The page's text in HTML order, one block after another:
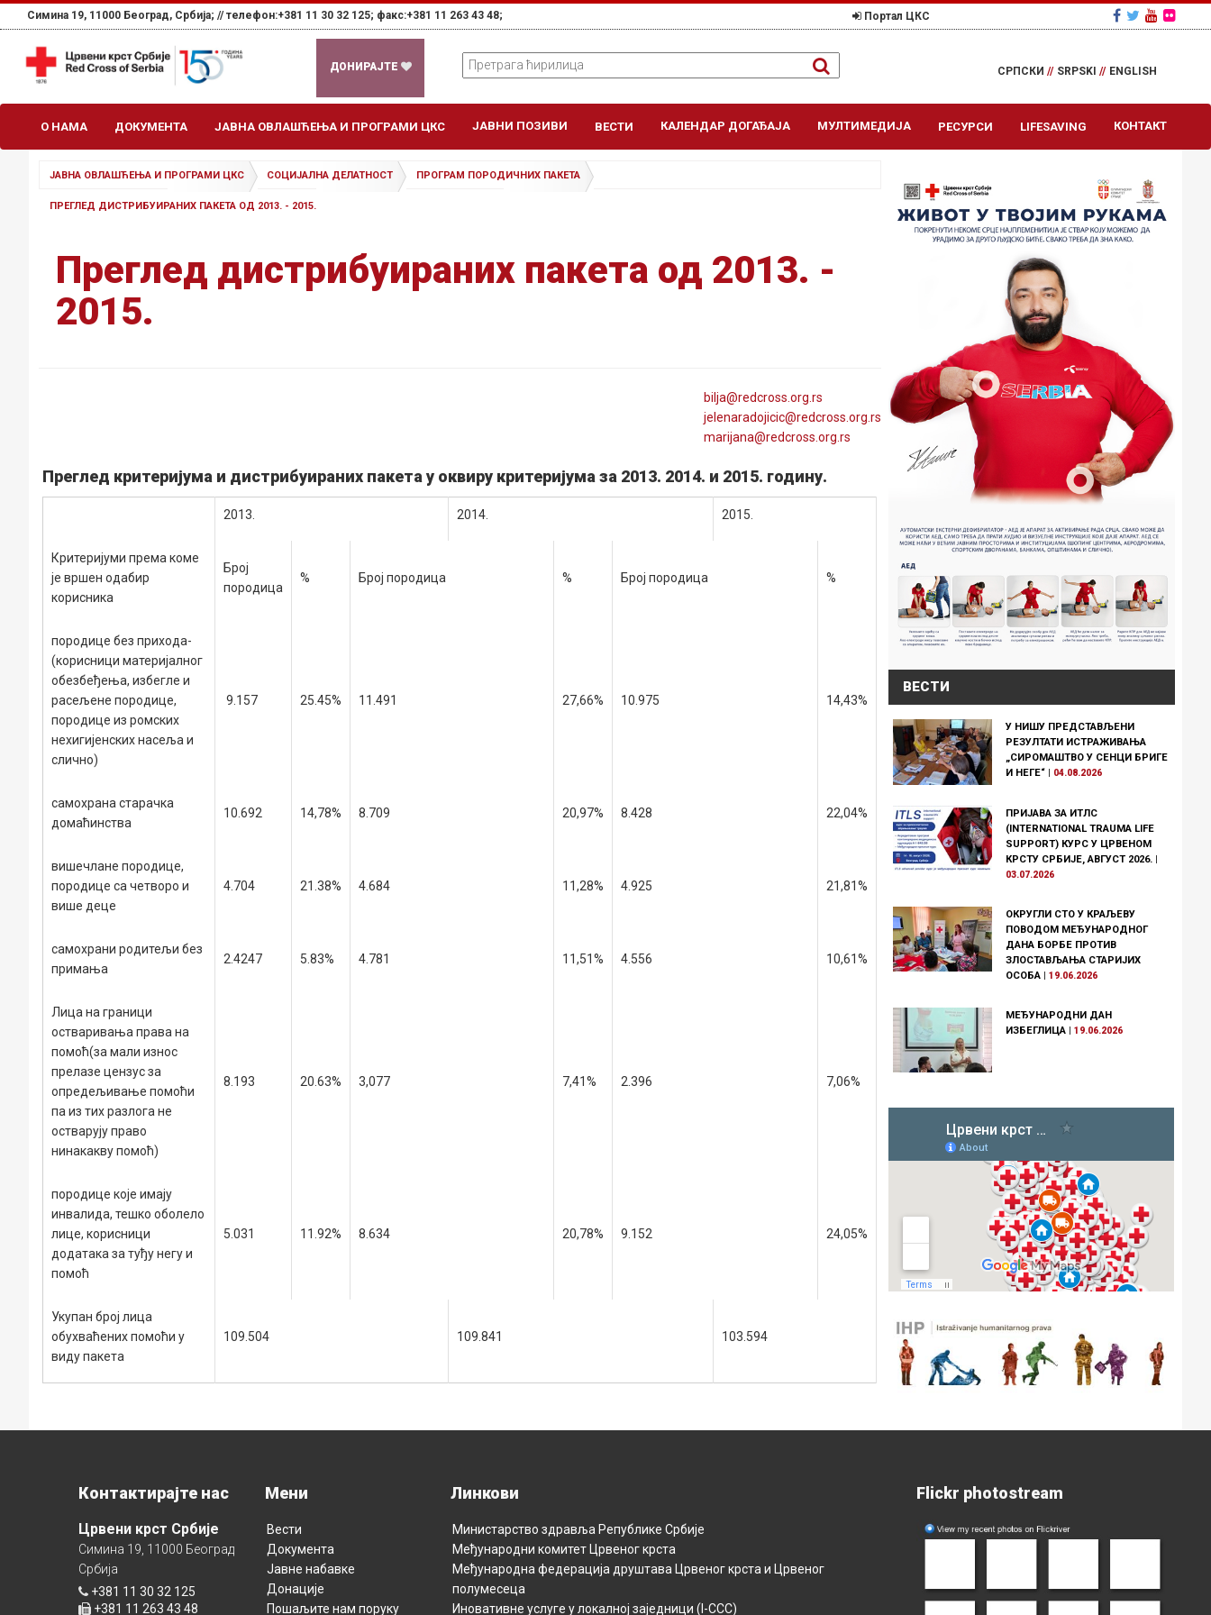
Симина 19, 11000 Београд, Србија; // телефон:+381 11 30 32 125; факс:+381 11 263 43 48; Портал ЦКС
ДОНИРАЈТЕ СРПСКИ // SRPSKI // ENGLISH
О НАМА ДОКУМЕНТА ЈАВНА ОВЛАШЋЕЊА И ПРОГРАМИ ЦКС ЈАВНИ ПОЗИВИ ВЕСТИ КАЛЕНДАР ДОГАЂАЈА МУЛТИМЕДИЈА РЕСУРСИ LIFESAVING КОНТАКТ
ЈАВНА ОВЛАШЋЕЊА И ПРОГРАМИ ЦКС СОЦИЈАЛНА ДЕЛАТНОСТ ПРОГРАМ ПОРОДИЧНИХ ПАКЕТА
ПРЕГЛЕД ДИСТРИБУИРАНИХ ПАКЕТА ОД 2013. - 2015.
Преглед дистрибуираних пакета од 2013. -
2015.
bilja@redcross .org .rs
jelenaradojicic@redcross .org .rs
marijana@redcross .org .rs
Преглед критеријума и дистрибуираних пакета у оквиру критеријума за 2013. 2014. и 2015. годину.
2013 2014. 2015
Критеријуми према коме
је вршен одабир
корисника
Број
породица
% Број породица % Број породица %
породице без прихода-
(корисници материјалног
обезбеђења, избегле и
расељене породице,
породице из ромских
нехигијенских насеља и
слично)
9.157 25.45% 11.491 27,66% 10.975 14,43%
самохрана старачка
домаћинства
10.692 14,78% 8.709 20,97% 8.428 22,04%
вишечлане породице,
породице са четворо и
више деце
4.704 21.38% 4.684 11,28% 4.925 21,81%
самохрани родитељи без
примањa
2.4247 5.83% 4.781 11,51% 4.556 10,61%
Лица на граници
остваривања права на
помоћ(за мали износ
прелазе цензус за
опредељивање помоћи
па из тих разлога не
остварују право
нинакакву помоћ)
8.193 20.63% 3,077 7,41% 2.396 7,06%
породице које имају
инвалида, тешко оболело
лице, корисници
додатака за туђу негу и
помоћ
5.031 11.92% 8.634 20,78% 9.152 24,05%
Укупан број лица
обухваћених помоћи у
виду пакета
109.504 109.841 103.594
ВЕСТИ
У НИШУ ПРЕДСТАВЉЕНИ
РЕЗУЛТАТИ ИСТРАЖИВАЊА
„СИРОМАШТВО У СЕНЦИ БРИГЕ
И НЕГЕ“
04.08.2026
ПРИЈАВА ЗА ИТЛС
(INTERNATIONAL TRAUMA LIFE
SUPPORT) КУРС У ЦРВЕНОМ
КРСТУ СРБИЈЕ, АВГУСТ 2026. |
03.07.2026
ОКРУГЛИ СТО У КРАЉЕВУ
ПОВОДОМ МЕЂУНАРОДНОГ
ДАНА БОРБЕ ПРОТИВ
ЗЛОСТАВЉАЊА СТАРИЈИХ
ОСОБА |19.06.2026
МЕЂУНАРОДНИ ДАН
ИЗБЕГЛИЦА |19.06.2026
Контактирајте нас
Црвени крст Србије
Симина 19, 11000 Београд
Србија
+381 11 30 32 125
+381 11 263 43 48
Мени
Вести
Документа
Јавне набавке
Донације
Пошаљите нам поруку
Линкови
Министарство здравља Републикe Србијe
Међународни комитет Црвеног крста
Међународна федерација друштава Црвеног крста и Црвеног
полумесецa
Иновативне услуге у локалној заједници (I-CCC)
Flickr photostream